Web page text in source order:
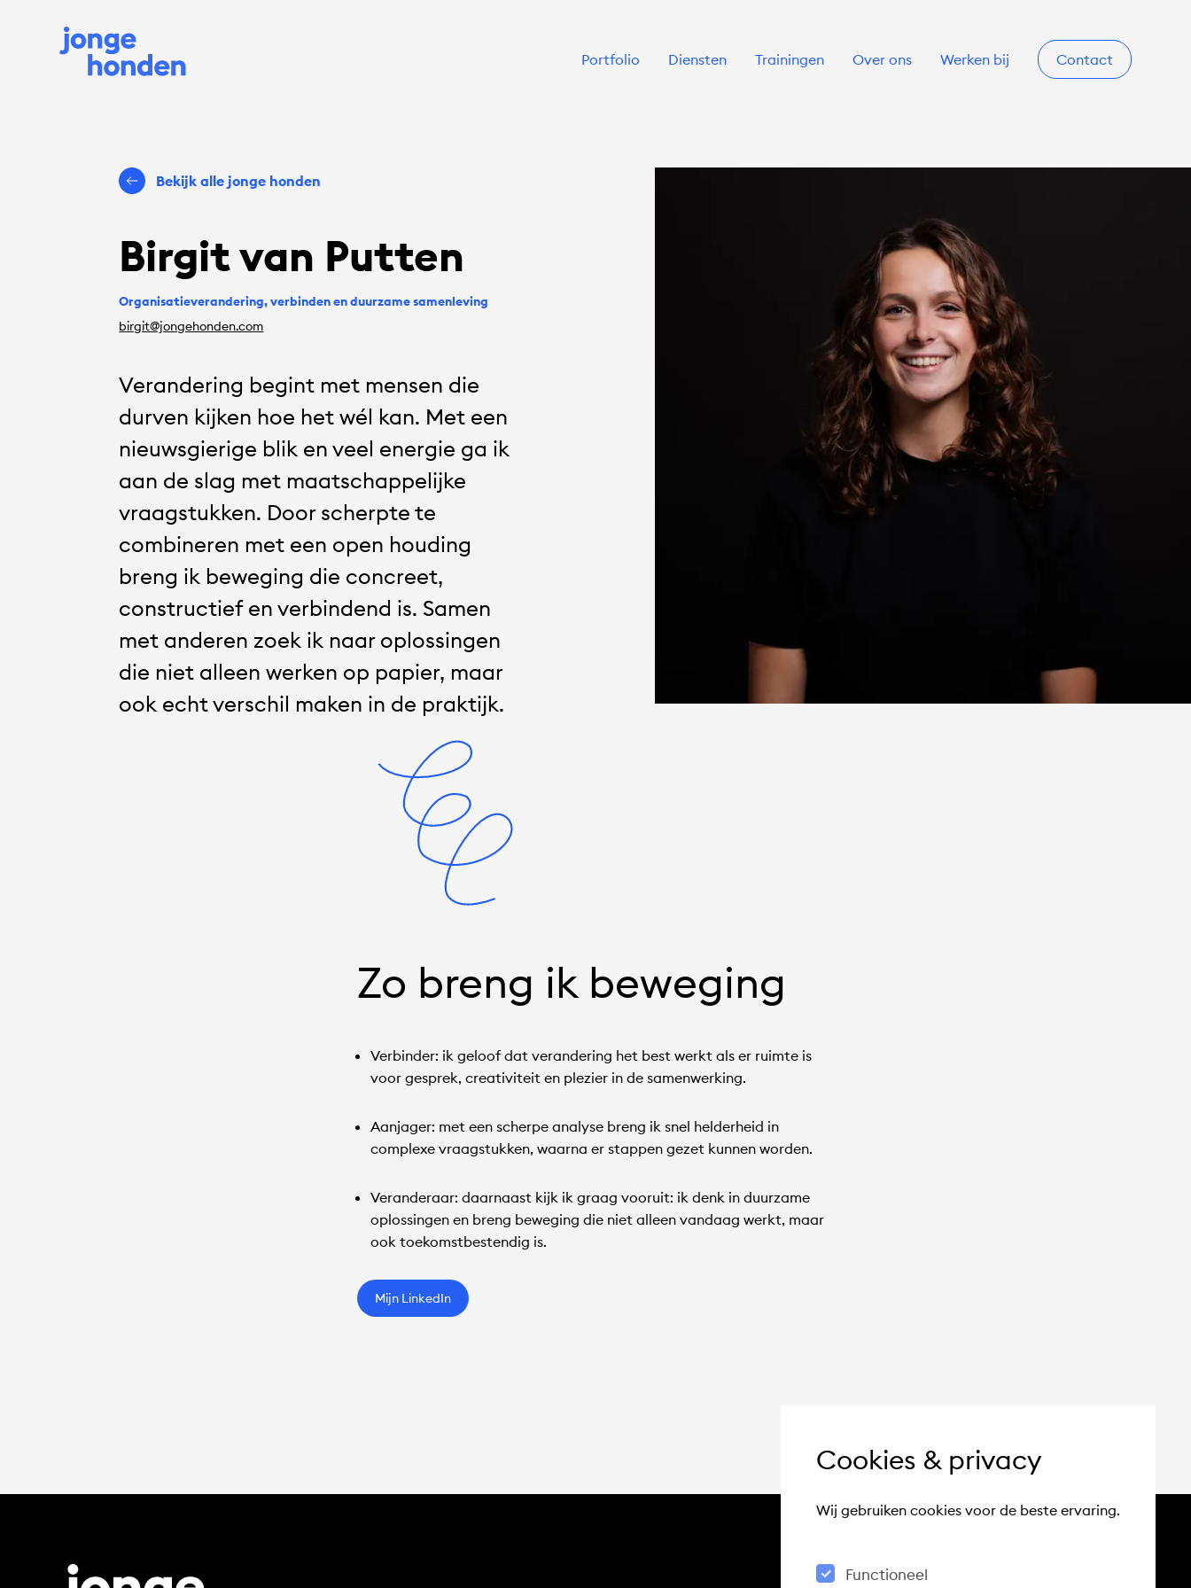
Cookies & privacy
Wij gebruiken cookies voor de beste ervaring.
Functioneel
Portfolio Diensten Trainingen Over ons Werken bij Contact
Bekijk alle jonge honden
Birgit van Putten
Organisatieverandering, verbinden en duurzame samenleving
birgit@jongehonden.com
Verandering begint met mensen die
durven kijken hoe het wél kan. Met een
nieuwsgierige blik en veel energie ga ik
aan de slag met maatschappelijke
vraagstukken. Door scherpte te
combineren met een open houding
breng ik beweging die concreet,
constructief en verbindend is. Samen
met anderen zoek ik naar oplossingen
die niet alleen werken op papier, maar
ook echt verschil maken in de praktijk.
Zo breng ik beweging
Verbinder: ik geloof dat verandering het best werkt als er ruimte is
voor gesprek, creativiteit en plezier in de samenwerking.
Aanjager: met een scherpe analyse breng ik snel helderheid in
complexe vraagstukken, waarna er stappen gezet kunnen worden.
Veranderaar: daarnaast kijk ik graag vooruit: ik denk in duurzame
oplossingen en breng beweging die niet alleen vandaag werkt, maar
ook toekomstbestendig is.
Mijn LinkedIn